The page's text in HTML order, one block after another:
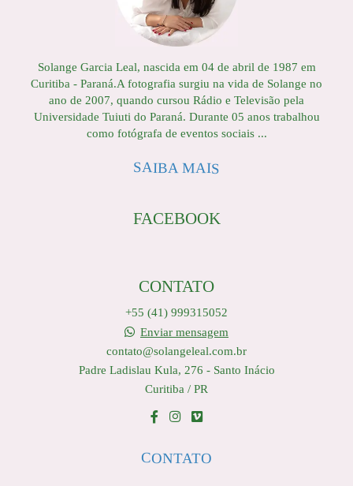
Solange Garcia Leal, nascida em 04 de abril de 1987 em
Curitiba - Paraná.A fotografia surgiu na vida de Solange no
ano de 2007, quando cursou Rádio e Televisão pela
Universidade Tuiuti do Paraná. Durante 05 anos trabalhou
como fotógrafa de eventos sociais ...
SAIBA MAIS
FACEBOOK
CONTATO
+55 (41) 999315052
Enviar mensagem
contato@solangeleal.com.br
Padre Ladislau Kula, 276 - Santo Inácio
Curitiba / PR
CONTATO